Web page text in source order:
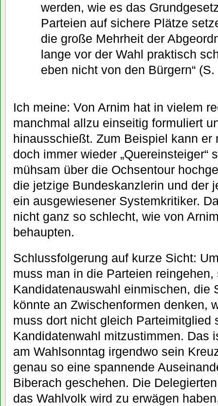
werden, wie es das
Parteien auf sichere Plätze
die große Mehrheit der
lange vor der Wahl praktisch
eben nicht von den Bürgern“ (S.
Ich meine: Von Arnim hat in vielem
manchmal allzu einseitig formuliert
hinausschießt. Zum Beispiel kann er
doch immer wieder „Quereinsteiger“
mühsam über die Ochsentour
die jetzige Bundeskanzlerin und der
ein ausgewiesener Systemkritiker.
nicht ganz so schlecht, wie von
behaupten.
Schlussfolgerung auf kurze Sicht:
muss man in die Parteien reingehen,
Kandidatenauswahl einmischen, die
könnte an Zwischenformen denken,
muss dort nicht gleich Parteimitglied
Kandidatenwahl mitzustimmen. Das
am Wahlsonntag irgendwo sein
genau so eine spannende
Biberach geschehen. Die
das Wahlvolk wird zu erwägen